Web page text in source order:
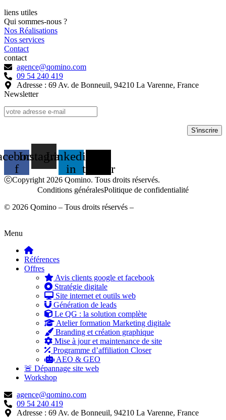
liens utiles
Qui sommes-nous ?
Nos Réalisations
Nos services
Contact
contact
agence@qomino.com
09 54 240 419
Adresse : 69 Av. de Bonneuil, 94210 La Varenne, France
Newsletter
f
Instagram
Linkedin-
in twitter
ⓒCopyright 2026 Qomino. Tous droits réservés.
Conditions généralesPolitique de confidentialité
© 2026 Qomino – Tous droits réservés –
Menu
Références
Offres
Avis clients google et facebook
Stratégie digitale
Site internet et outils web
Génération de leads
Le QG : la solution complète
Atelier formation Marketing digitale
Branding et création graphique
Mise à jour et maintenance de site
Programme d’affiliation Closer
AEO & GEO
🚨 Dépannage site web
Workshop
agence@qomino.com
09 54 240 419
Adresse : 69 Av. de Bonneuil, 94210 La Varenne, France